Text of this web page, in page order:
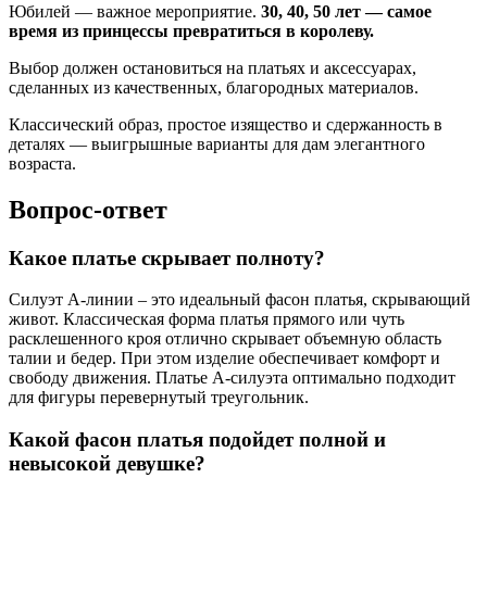
Юбилей — важное мероприятие. 30, 40, 50 лет — самое
время из принцессы превратиться в королеву.
Выбор должен остановиться на платьях и аксессуарах,
сделанных из качественных, благородных материалов.
Классический образ, простое изящество и сдержанность в
деталях — выигрышные варианты для дам элегантного
возраста.
Вопрос-ответ
Какое платье скрывает полноту?
Силуэт А-линии – это идеальный фасон платья, скрывающий
живот. Классическая форма платья прямого или чуть
расклешенного кроя отлично скрывает объемную область
талии и бедер. При этом изделие обеспечивает комфорт и
свободу движения. Платье А-силуэта оптимально подходит
для фигуры перевернутый треугольник.
Какой фасон платья подойдет полной и
невысокой девушке?